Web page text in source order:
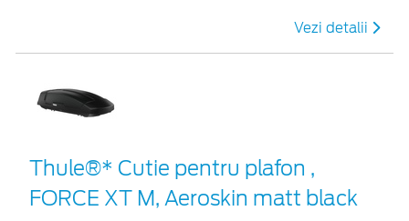
Vezi detalii
Thule®* Cutie pentru plafon ,
FORCE XT M, Aeroskin matt black